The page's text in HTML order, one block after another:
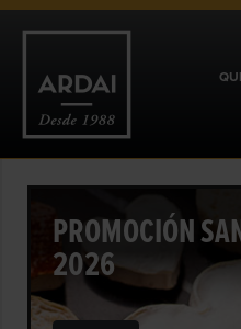
PROMOCIÓN
2026